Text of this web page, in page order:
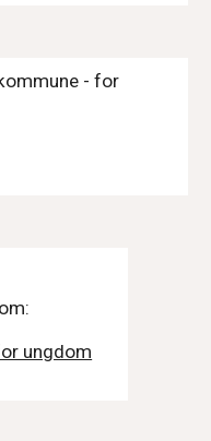
- for
ungdom